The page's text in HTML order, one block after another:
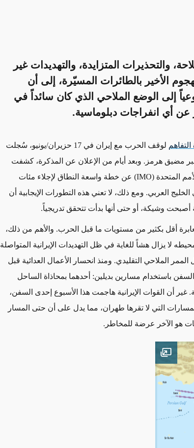
والتحذيرات المتزايدة، والتهديدات غير
الأخير بالطائرات المسيّرة، إلى أن
إلى الوضع الملاحي الذي كان سائداً في
أي انفراجات دبلوماسية.
لوقف الحرب مع إيران في 17 حزيران/يونيو، سُجلت
مضيق هرمز. وبعد أيام من الإعلان عن المذكرة، كشفت
المتحدة (IMO)
عن خطة واسعة النطاق لإجلاء مئات
العربي. ومع ذلك، لا تعني هذه التطورات الإيجابية أن
أصبحت وشيكة، أو حتى أنها بدأت تتحقق تدريجياً.
أقل بكثير من مستويات ما قبل الحرب. والأهم من ذلك،
لا يزال هشاً للغاية في ظل التهديدات الإيرانية المتواصلة
الملاحي التقليدي. ومنذ انحسار الأعمال العدائية قبل
باستخدام مسارين بديلين: أحدهما بمحاذاة الساحل
.غير أن القوات الإيرانية هاجمت هذا الأسبوع إحدى السفن،
التي لا تقرها طهران، مما يدل على أن حتى المسار
هو الآخر عرضة للمخاطر .